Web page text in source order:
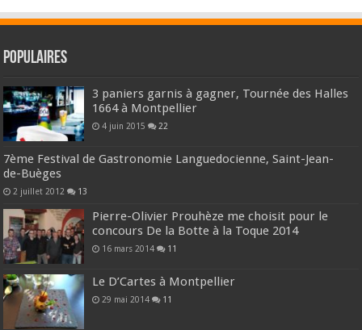
Populaires
3 paniers garnis à gagner, Tournée des Halles
1664 à Montpellier
4 juin 2015 22
7ème Festival de Gastronomie Languedocienne, Saint-Jean-
de-Buèges
2 juillet 2012 13
Pierre-Olivier Prouhèze me choisit pour le
concours De la Botte à la Toque 2014
16 mars 2014 11
Le D’Cartes à Montpellier
29 mai 2014 11